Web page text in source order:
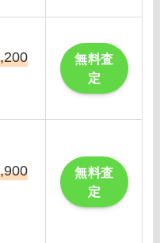
無料査
定
無料査
定